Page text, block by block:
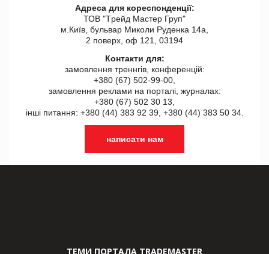
Адреса для кореспонденції:
ТОВ "Tрейд Мастер Груп"
м.Київ, бульвар Миколи Руденка 14а,
2 поверх, оф 121, 03194
Контакти для:
замовлення треннгів, конференцій:
+380 (67) 502-99-00,
замовлення реклами на порталі, журналах:
+380 (67) 502 30 13,
інші питання: +380 (44) 383 92 39, +380 (44) 383 50 34.
написати нам
ТЕМИ ПОРТАЛА TRADEMASTER